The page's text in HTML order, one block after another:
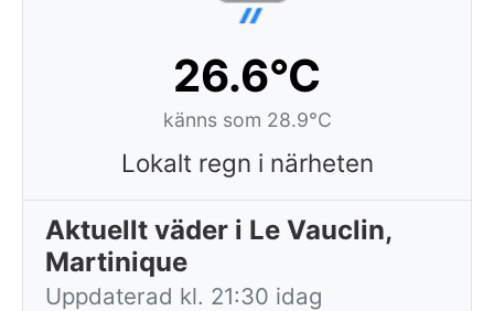
26.6°C
känns som 28.9°C
Lokalt regn i närheten
Aktuellt väder i Le Vauclin,
Martinique
Uppdaterad kl. 21:30 idag